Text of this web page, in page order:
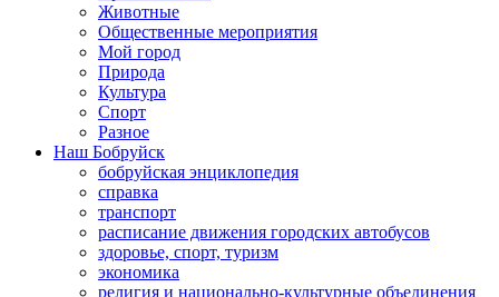
Животные
Общественные мероприятия
Мой город
Природа
Культура
Спорт
Разное
Наш Бобруйск
бобруйская энциклопедия
справка
транспорт
расписание движения городских автобусов
здоровье, спорт, туризм
экономика
религия и национально-культурные объединения